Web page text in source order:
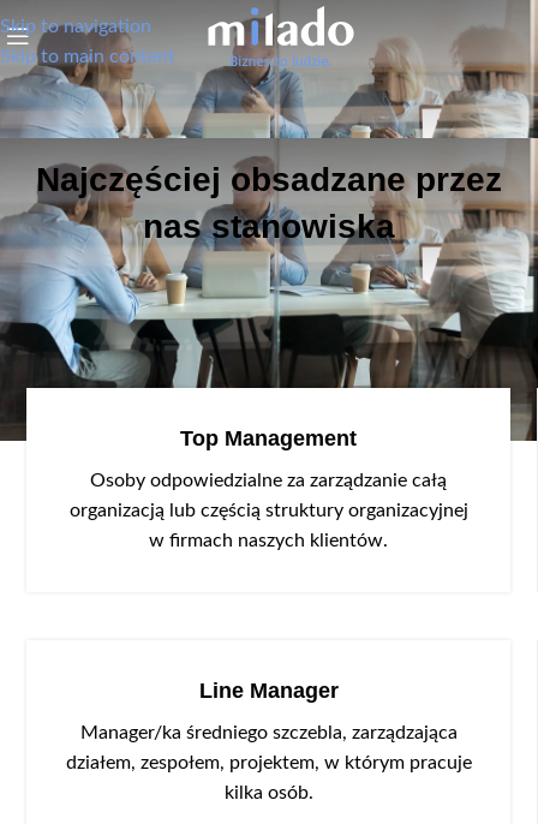
Skip to navigation
Skip to main content
Najczęściej obsadzane przez
nas stanowiska
Top Management
Osoby odpowiedzialne za zarządzanie całą
organizacją lub częścią struktury organizacyjnej
w firmach naszych klientów.
Line Manager
Manager/ka średniego szczebla, zarządzająca
działem, zespołem, projektem, w którym pracuje
kilka osób.